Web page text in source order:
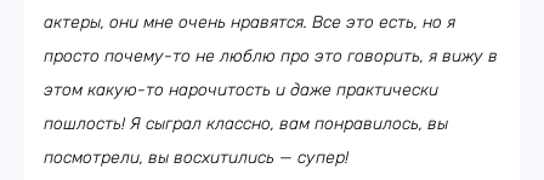
актеры, они мне очень нравятся. Все это есть, но я
просто почему-то не люблю про это говорить, я вижу в
этом какую-то нарочитость и даже практически
пошлость! Я сыграл классно, вам понравилось, вы
посмотрели, вы восхитились — супер!